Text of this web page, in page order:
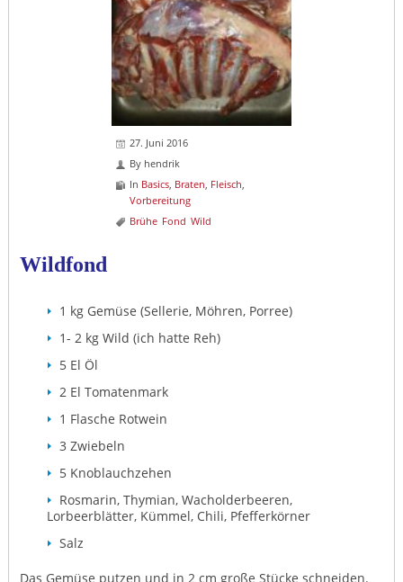
27. Juni 2016
By hendrik
In Basics, Braten, Fleisch,
Vorbereitung
Brühe Fond Wild
Wildfond
1 kg Gemüse (Sellerie, Möhren, Porree)
1- 2 kg Wild (ich hatte Reh)
5 El Öl
2 El Tomatenmark
1 Flasche Rotwein
3 Zwiebeln
5 Knoblauchzehen
Rosmarin, Thymian, Wacholderbeeren,
Lorbeerblätter, Kümmel, Chili, Pfefferkörner
Salz
Das Gemüse putzen und in 2 cm große Stücke schneiden.